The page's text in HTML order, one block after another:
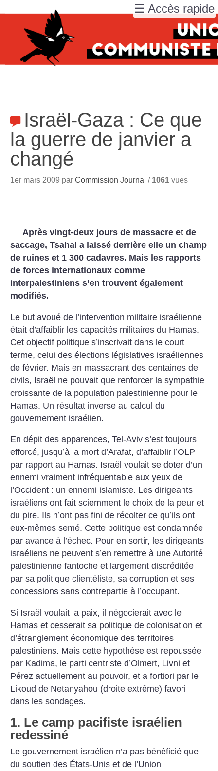
Israël-Gaza : Ce que
la guerre de janvier a
changé
1er mars 2009 parCommission Journal / 1061 vues
Après vingt-deux jours de massacre et de
saccage, Tsahal a laissé derrière elle un champ
de ruines et 1 300 cadavres. Mais les rapports
de forces internationaux comme
interpalestiniens s’en trouvent également
modifiés.
Le but avoué de l’intervention militaire israélienne
était d’affaiblir les capacités militaires du Hamas.
Cet objectif politique s’inscrivait dans le court
terme, celui des élections législatives israéliennes
de février. Mais en massacrant des centaines de
civils, Israël ne pouvait que renforcer la sympathie
croissante de la population palestinienne pour le
Hamas. Un résultat inverse au calcul du
gouvernement israélien.
En dépit des apparences, Tel-Aviv s’est toujours
efforcé, jusqu’à la mort d’Arafat, d’affaiblir l’OLP
par rapport au Hamas. Israël voulait se doter d’un
ennemi vraiment infréquentable aux yeux de
l’Occident : un ennemi islamiste. Les dirigeants
israéliens ont fait sciemment le choix de la peur et
du pire. Ils n’ont pas fini de récolter ce qu’ils ont
eux-mêmes semé. Cette politique est condamnée
par avance à l’échec. Pour en sortir, les dirigeants
israéliens ne peuvent s’en remettre à une Autorité
palestinienne fantoche et largement discréditée
par sa politique clientéliste, sa corruption et ses
concessions sans contrepartie à l’occupant.
Si Israël voulait la paix, il négocierait avec le
Hamas et cesserait sa politique de colonisation et
d’étranglement économique des territoires
palestiniens. Mais cette hypothèse est repoussée
par Kadima, le parti centriste d’Olmert, Livni et
Pérez actuellement au pouvoir, et a fortiori par le
Likoud de Netanyahou (droite extrême) favori
dans les sondages.
1. Le camp pacifiste israélien
redessiné
Le gouvernement israélien n’a pas bénéficié que
du soutien des États-Unis et de l’Union
☰ Accès rapide